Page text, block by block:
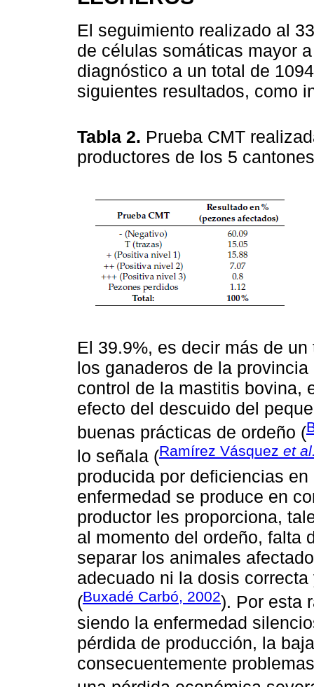
El seguimiento realizado al
de células somáticas mayor
diagnóstico a un total de
siguientes resultados, como
Tabla 2. Prueba CMT
productores de los 5
El 39.9%, es decir más de
los ganaderos de la
control de la mastitis bovina,
efecto del descuido del
buenas prácticas de ordeño (
lo señala (Ramírez Vásquez et
producida por deficiencias
enfermedad se produce en
productor les proporciona,
al momento del ordeño, falta
separar los animales
adecuado ni la dosis
(Buxadé Carbó, 2002). Por esta
siendo la enfermedad
pérdida de producción, la
consecuentemente